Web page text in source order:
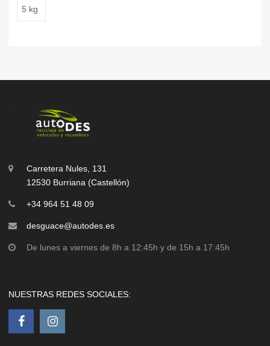
5 kg
Carretera Nules, 131
12530 Burriana (Castellón)
+34 964 51 48 09
desguace@autodes.es
De lunes a viernes de 8h a 12:45h y de 15h a 17:45h
NUESTRAS REDES SOCIALES: